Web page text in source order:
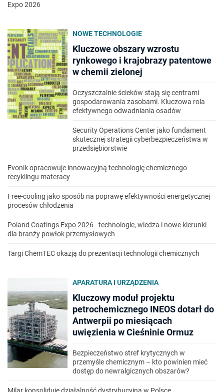
Expo 2026
NOWE TECHNOLOGIE
Kluczowe obszary wzrostu
rynkowego i krajobrazy patentowe
w chemii zielonej
Oczyszczalnie ścieków stają się centrami
gospodarowania zasobami. Kluczowa rola
efektywnego odwadniania osadów
Security Operations Center jako fundament
skutecznej strategii cyberbezpieczeństwa w
przedsiębiorstwie
Evonik opracowuje innowacyjną technologię chemicznego
recyklingu materacy
Free-cooling jako sposób na poprawę efektywności energetycznej
procesów chłodzenia
Poland Coatings Expo 2026 - technologie, wiedza i nowe kierunki
dla branży powłok przemysłowych
Targi ChemTEC okazją do prezentacji technologii chemicznych
APARATURA I URZĄDZENIA
Kluczowy moduł projektu
petrochemicznego INEOS dotarł do
Antwerpii po miesiącach
uwięzienia w Cieśninie Ormuz
Bezpieczeństwo stref krytycznych w
przemyśle chemicznym – kto powinien mieć
dostęp do newralgicznych obszarów?